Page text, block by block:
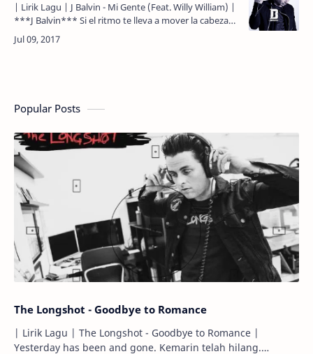
| Lirik Lagu | J Balvin - Mi Gente (Feat. Willy William) |
***J Balvin*** Si el ritmo te lleva a mover la cabeza
Ya empezamos cómo es Mi música no discrimina…
Popular Posts
The Longshot - Goodbye to Romance
| Lirik Lagu | The Longshot - Goodbye to Romance |
Yesterday has been and gone. Kemarin telah hilang.